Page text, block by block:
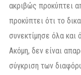
ακριβώς προκύπτει
προκύπτει ότι το
συνεκτίμησε όλα και
Ακόμη, δεν είναι
σύγκριση των